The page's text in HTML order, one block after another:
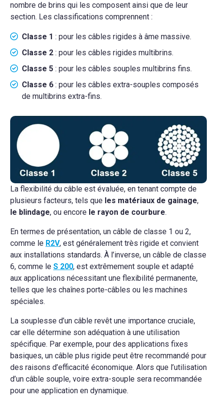
nombre de brins qui les composent ainsi que de leur
section. Les classifications comprennent :
Classe 1 : pour les câbles rigides à âme massive.
Classe 2: pour les câbles rigides multibrins.
Classe 5: pour les câbles souples multibrins fins.
Classe 6: pour les câbles extra-souples composés
de multibrins extra-fins.
La flexibilité du câble est évaluée, en tenant compte de
plusieurs facteurs, tels que les matériaux de gainage,
le blindage, ou encore le rayon de courbure.
En termes de présentation, un câble de classe 1 ou 2,
comme le R2V, est généralement très rigide et convient
aux installations standards. À l’inverse, un câble de classe
6, comme le S 200, est extrêmement souple et adapté
aux applications nécessitant une flexibilité permanente,
telles que les chaînes porte-câbles ou les machines
spéciales.
La souplesse d’un câble revêt une importance cruciale,
car elle détermine son adéquation à une utilisation
spécifique. Par exemple, pour des applications fixes
basiques, un câble plus rigide peut être recommandé pour
des raisons d’efficacité économique. Alors que l’utilisation
d’un câble souple, voire extra-souple sera recommandée
pour une application en dynamique.